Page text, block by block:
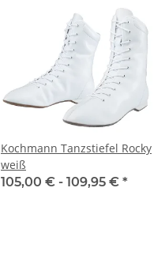
Kochmann Tanzstiefel Rocky
weiß
105,00 € - 109,95 € *